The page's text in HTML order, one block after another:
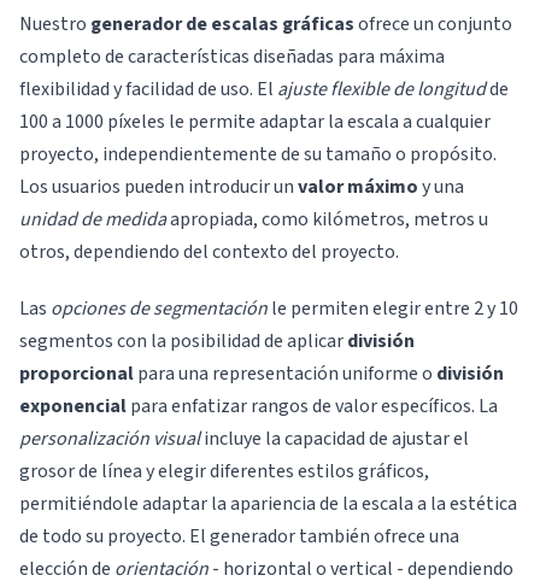
Nuestro generador de escalas gráficasofrece un conjunto
completo de características diseñadas para máxima
flexibilidad y facilidad de uso. El ajuste flexible de longitudde
100 a 1000 píxeles le permite adaptar la escala a cualquier
proyecto, independientemente de su tamaño o propósito.
Los usuarios pueden introducir unvalor máximoy una
unidad de medidaapropiada, como kilómetros, metros u
otros, dependiendo del contexto del proyecto.
Las opciones de segmentaciónle permiten elegir entre 2 y 10
segmentos con la posibilidad de aplicardivisión
proporcionalpara una representación uniforme o división
exponencialpara enfatizar rangos de valor específicos. La
personalización visualincluye la capacidad de ajustar el
grosor de línea y elegir diferentes estilos gráficos,
permitiéndole adaptar la apariencia de la escala a la estética
de todo su proyecto. El generador también ofrece una
elección de orientación- horizontal o vertical - dependiendo